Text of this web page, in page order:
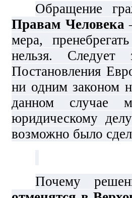
Обращение
Правам Человека
мера,
нельзя.
Постановления
ни одним законом
данном случае
юридическому
возможно было
Почему